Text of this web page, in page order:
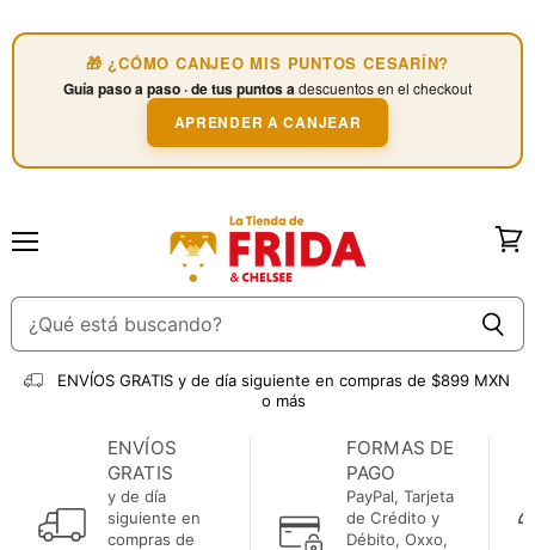
🎁 ¿CÓMO CANJEO MIS PUNTOS CESARÍN?
Guía paso a paso · de tus puntos adescuentos en el checkout
APRENDER A CANJEAR
ENVÍOS GRATIS y de día siguiente en compras de $899 MXN
o más
ENVÍOS
GRATIS
y de día
siguiente en
compras de
FORMAS DE
PAGO
PayPal, Tarjeta
de Crédito y
Débito, Oxxo,